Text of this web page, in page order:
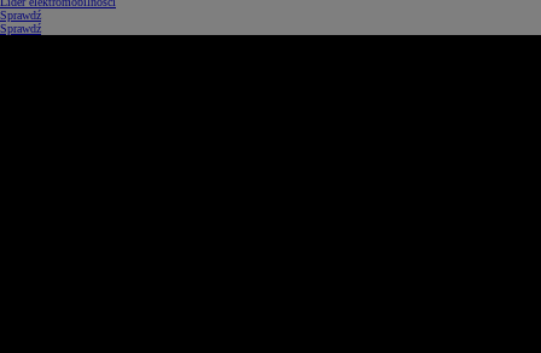
Sprawdź
Sprawdź